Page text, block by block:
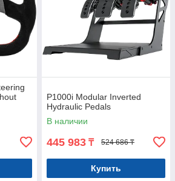
P1000i Modular Inverted
Hydraulic Pedals
В наличии
445 983 ₸ 524 686 ₸
Купить